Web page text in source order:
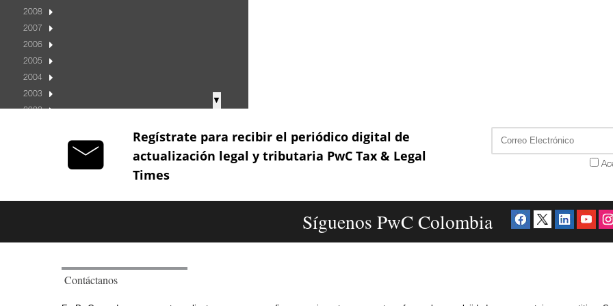
▼
2008
2007
2006
2005
2004
2003
2002
1994
Regístrate para recibir el periódico digital de
actualización legal y tributaria PwC Tax & Legal
Times
Síguenos PwC Colombia
Contáctanos